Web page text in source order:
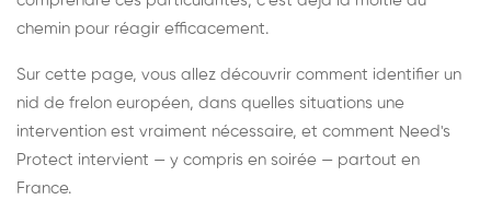
chemin pour réagir efficacement.
Sur cette page, vous allez découvrir comment identifier un
nid de frelon européen, dans quelles situations une
intervention est vraiment nécessaire, et comment Need's
Protect intervient — y compris en soirée — partout en
France.